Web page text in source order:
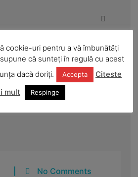
teritoriului
publice
No Comments
cookie-uri pentru a vă îmbunătăți
că sunteți în regulă cu acest
dacă doriți.
Accepta
Citeste
mult
Respinge